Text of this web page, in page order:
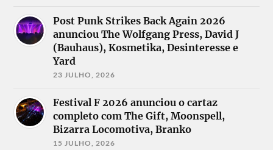
Post Punk Strikes Back Again 2026
anunciou The Wolfgang Press, David J
(Bauhaus), Kosmetika, Desinteresse e
Yard
23 JULHO, 2026
Festival F 2026 anunciou o cartaz
completo com The Gift, Moonspell,
Bizarra Locomotiva, Branko
15 JULHO, 2026